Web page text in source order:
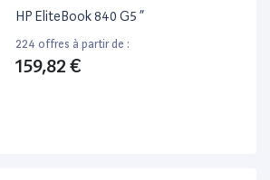
HP EliteBook 840 G5 ”
224 offres à partir de :
159,82 €